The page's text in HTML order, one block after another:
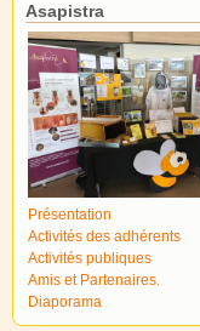
Asapistra
Présentation
Activités des adhérents
Activités publiques
Amis et Partenaires.
Diaporama